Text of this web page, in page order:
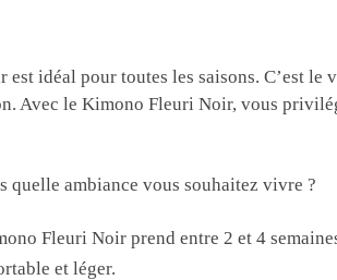
idéal pour toutes les saisons. C’est
Avec le Kimono Fleuri Noir, vous
quelle ambiance vous souhaitez vivre ?
Fleuri Noir prend entre 2 et 4
et léger.